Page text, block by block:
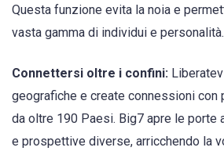
Questa funzione evita la noia e
vasta gamma di individui e personalità.
Connettersi oltre i confini:
geografiche e create connessioni con
da oltre 190 Paesi. Big7 apre le porte
e prospettive diverse, arricchendo la